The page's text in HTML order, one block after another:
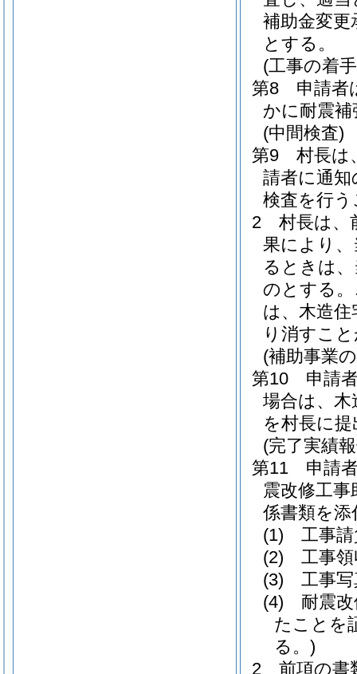
補助金変更
とする。
(工事の着
第8 申請者
かに耐震
(中間検査)
第9 村長は
請者に通
検査を行
2 村長は、
果により
るときは
のとする
は、木造住
り消すこ
(補助事業
第10 申請者
場合は、木
を村長に
(完了実績
第11 申請者
震改修工
係書類を
(1) 工事請
(2) 工事領
(3) 工事写
(4) 耐震改
たことを
る。)
2 前項の書